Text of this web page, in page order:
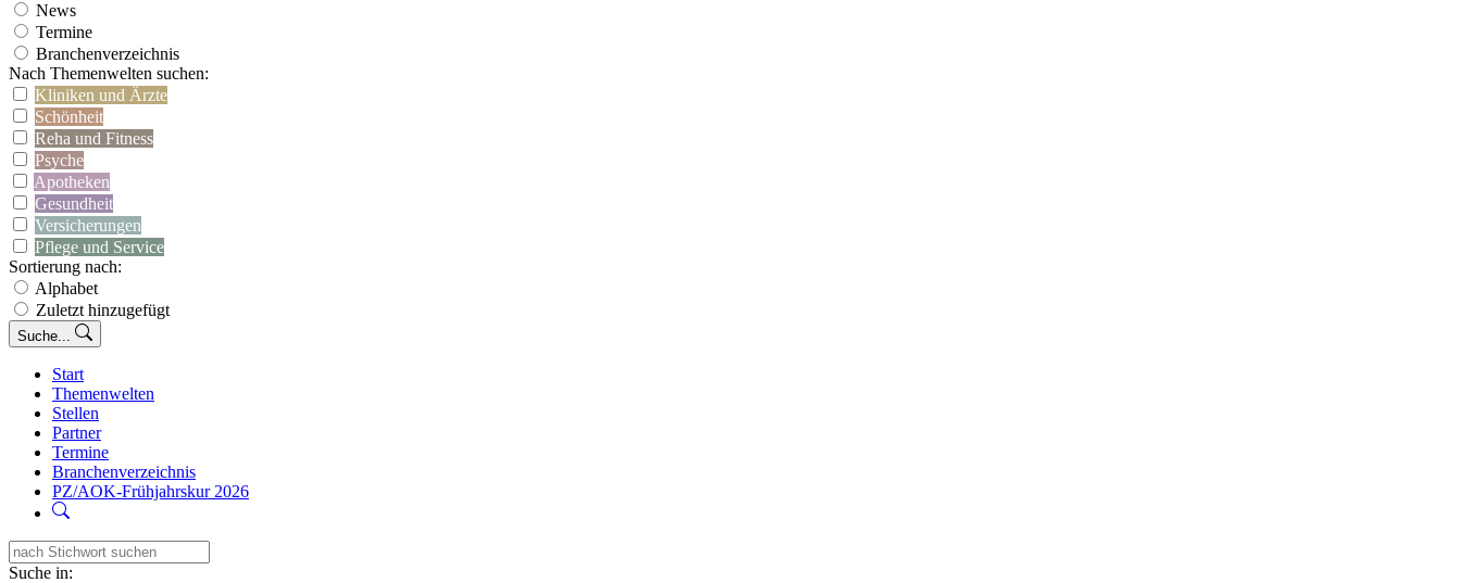
News
Termine
Branchenverzeichnis
Nach Themenwelten suchen:
Kliniken und Ärzte
Schönheit
Reha und Fitness
Psyche
Apotheken
Gesundheit
Versicherungen
Pflege und Service
Sortierung nach:
Alphabet
Zuletzt hinzugefügt
Suche...
Start
Themenwelten
Stellen
Partner
Termine
Branchenverzeichnis
PZ/AOK-Frühjahrskur 2026
Suche in: